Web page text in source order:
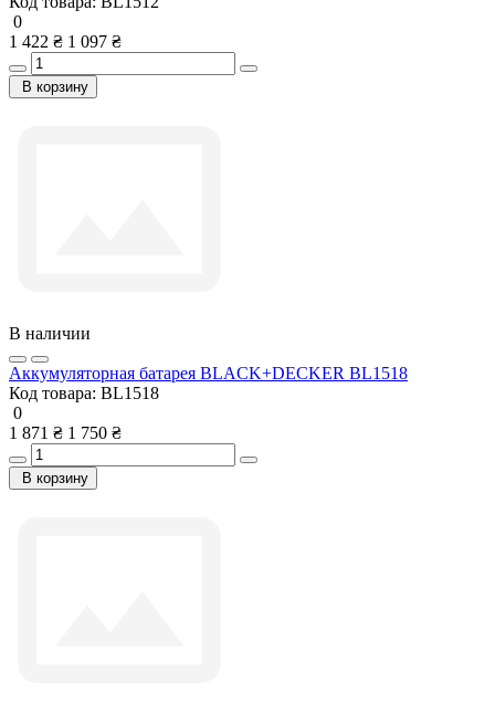
0
1 422 ₴ 1 097 ₴
В корзину
В наличии
Аккумуляторная батарея BLACK+DECKER BL1518
Код товара: BL1518
0
1 871 ₴ 1 750 ₴
В корзину